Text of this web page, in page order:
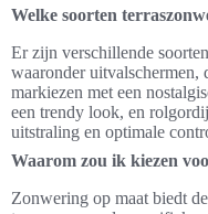
Welke soorten
Er zijn verschillende
waaronder uitvalschermen,
markiezen met een
een trendy look, en
uitstraling en optimale
Waarom zou ik kiezen
Zonwering op maat biedt